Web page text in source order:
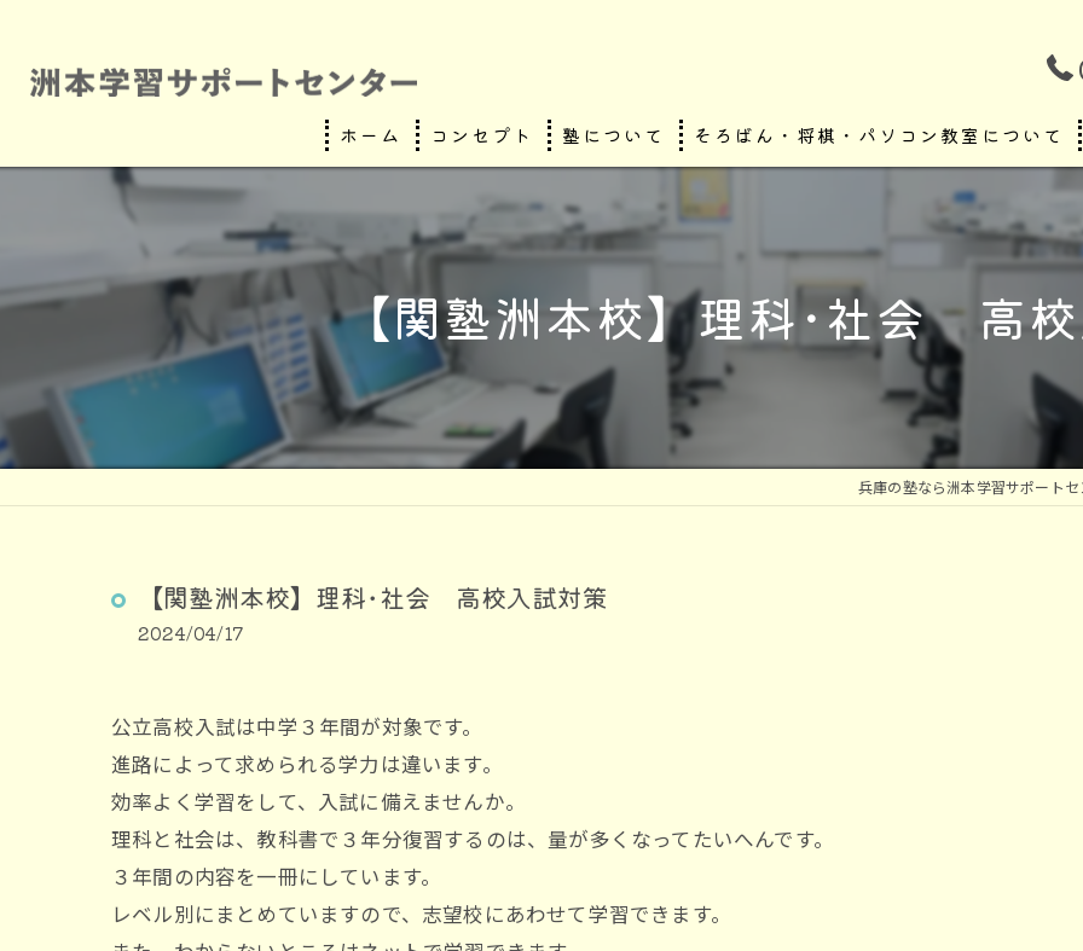
ホーム コンセプト 塾について そろばん・将棋・パソコン教室について
不登校・通信制高等学校サポート
【関塾洲本校】理科･社会 高
兵庫の塾なら洲本学習サポートセ
【関塾洲本校】理科･社会 高校入試対策
2024/04/17
公立高校入試は中学３年間が対象です。
進路によって求められる学力は違います。
効率よく学習をして、入試に備えませんか。
理科と社会は、教科書で３年分復習するのは、量が多くなってたいへんです。
３年間の内容を一冊にしています。
レベル別にまとめていますので、志望校にあわせて学習できます。